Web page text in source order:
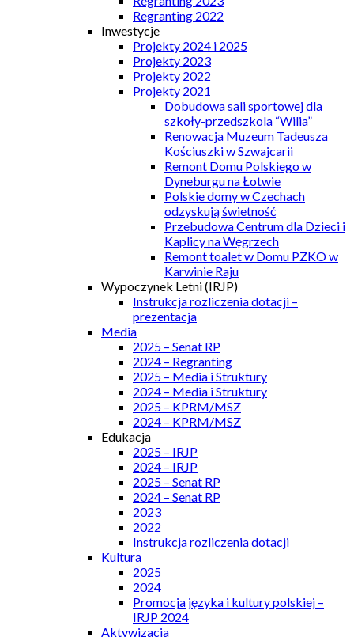
Regranting 2022
Inwestycje
Projekty 2024 i 2025
Projekty 2023
Projekty 2022
Projekty 2021
Dobudowa sali sportowej dla
szkoły-przedszkola “Wilia”
Renowacja Muzeum Tadeusza
Kościuszki w Szwajcarii
Remont Domu Polskiego w
Dyneburgu na Łotwie
Polskie domy w Czechach
odzyskują świetność
Przebudowa Centrum dla Dzieci i
Kaplicy na Węgrzech
Remont toalet w Domu PZKO w
Karwinie Raju
Wypoczynek Letni (IRJP)
Instrukcja rozliczenia dotacji –
prezentacja
Media
2025 – Senat RP
2024 – Regranting
2025 – Media i Struktury
2024 – Media i Struktury
2025 – KPRM/MSZ
2024 – KPRM/MSZ
Edukacja
2025 – IRJP
2024 – IRJP
2025 – Senat RP
2024 – Senat RP
2023
2022
Instrukcja rozliczenia dotacji
Kultura
2025
2024
Promocja języka i kultury polskiej –
IRJP 2024
Aktywizacja